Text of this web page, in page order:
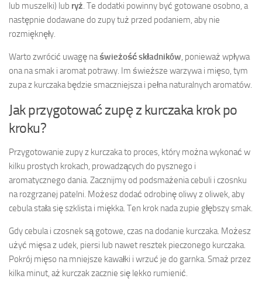
lub muszelki) lub ryż. Te dodatki powinny być gotowane osobno, a
następnie dodawane do zupy tuż przed podaniem, aby nie
rozmięknęły.
Warto zwrócić uwagę naświeżość składników, ponieważ wpływa
ona na smak i aromat potrawy. Im świeższe warzywa i mięso, tym
zupa z kurczaka będzie smaczniejsza i pełna naturalnych aromatów.
Jak przygotować zupę z kurczaka krok po
kroku?
Przygotowanie zupy z kurczaka to proces, który można wykonać w
kilku prostych krokach, prowadzących do pysznego i
aromatycznego dania. Zacznijmy od podsmażenia cebuli i czosnku
na rozgrzanej patelni. Możesz dodać odrobinę oliwy z oliwek, aby
cebula stała się szklista i miękka. Ten krok nada zupie głębszy smak.
Gdy cebula i czosnek są gotowe, czas na dodanie kurczaka. Możesz
użyć mięsa z udek, piersi lub nawet resztek pieczonego kurczaka.
Pokrój mięso na mniejsze kawałki i wrzuć je do garnka. Smaż przez
kilka minut, aż kurczak zacznie się lekko rumienić.